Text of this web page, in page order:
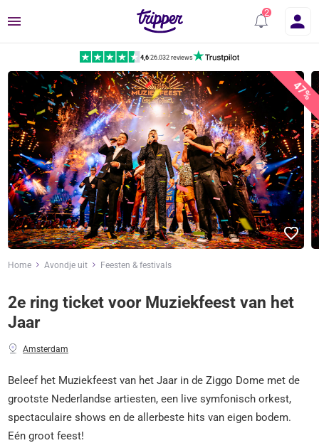
Menu
4,6|26.032 reviews
47%
Home Avondje uit Feesten & festivals
2e ring ticket voor Muziekfeest van het
Jaar
Amsterdam
Beleef het Muziekfeest van het Jaar in de Ziggo Dome met de
grootste Nederlandse artiesten, een live symfonisch orkest,
spectaculaire shows en de allerbeste hits van eigen bodem.
Eén groot feest!